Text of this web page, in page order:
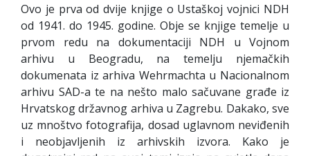
Ovo je prva od dvije knjige o Ustaškoj vojnici NDH
od 1941. do 1945. godine. Obje se knjige temelje u
prvom redu na dokumentaciji NDH u Vojnom
arhivu u Beogradu, na temelju njemačkih
dokumenata iz arhiva Wehrmachta u Nacionalnom
arhivu SAD-a te na nešto malo sačuvane građe iz
Hrvatskog državnog arhiva u Zagrebu. Dakako, sve
uz mnoštvo fotografija, dosad uglavnom neviđenih
i neobjavljenih iz arhivskih izvora. Kako je